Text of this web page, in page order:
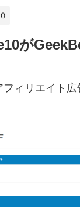
が
ィリエイト広